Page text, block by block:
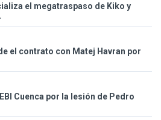
el megatraspaso de Kiko y
el contrato con Matej Havran por
Cuenca por la lesión de Pedro